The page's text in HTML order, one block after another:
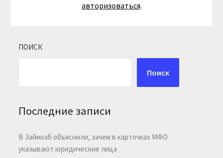
авторизоваться.
ПОИСК
Поиск
Последние записи
В Займхаб объяснили, зачем в карточках МФО
указывают юридические лица